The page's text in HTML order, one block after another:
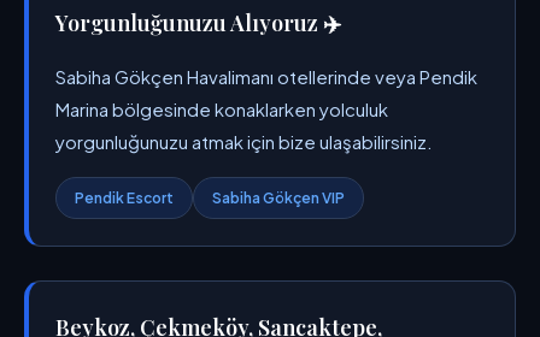
Yorgunluğunuzu Alıyoruz ✈️
Sabiha Gökçen Havalimanı otellerinde veya Pendik
Marina bölgesinde konaklarken yolculuk
yorgunluğunuzu atmak için bize ulaşabilirsiniz.
Pendik Escort Sabiha Gökçen VIP
Beykoz, Çekmeköy, Sancaktepe,